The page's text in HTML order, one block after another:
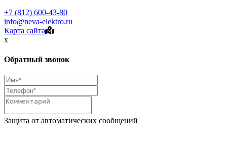
+7 (812) 600-43-80
info@neva-elektro.ru
Карта сайта
x
Обратный звонок
Защита от автоматических сообщений